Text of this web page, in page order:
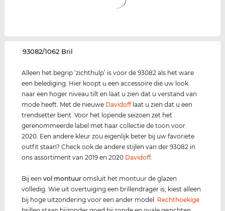
‌93082/1062 Bril
Alleen het begrip ‘zichthulp’ is voor de 93082 als het ware
een belediging. Hier koopt u een accessoire die uw look
naar een hoger niveau tilt en laat u zien dat u verstand van
mode heeft. Met de nieuwe Davidofflaat u zien dat u een
trendsetter bent. Voor het lopende seizoen zet het
gerenommeerde label met haar collectie de toon voor
2020. Een andere kleur zou eigenlijk beter bij uw favoriete
outfit staan? Check ook de andere stijlen van der 93082 in
ons assortiment van 2019 en 2020 Davidoff.
Bij eenvol montuur omsluit het montuur de glazen
volledig. Wie uit overtuiging een brillendrager is, kiest alleen
bij hoge uitzondering voor een ander model. Rechthoekige